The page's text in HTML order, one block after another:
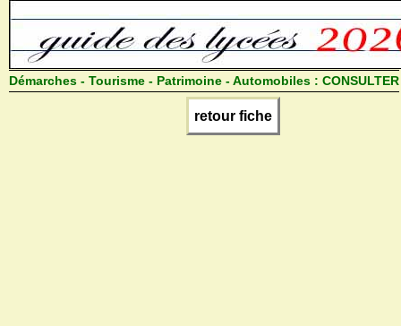
Démarches - Tourisme - Patrimoine - Automobiles : CONSULTER
retour fiche